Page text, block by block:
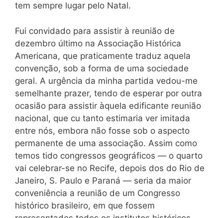
tem sempre lugar pelo Natal.
Fui convidado para assistir à reunião de
dezembro último na Associação Histórica
Americana, que praticamente traduz aquela
convenção, sob a forma de uma sociedade
geral. A urgência da minha partida vedou-me
semelhante prazer, tendo de esperar por outra
ocasião para assistir àquela edificante reunião
nacional, que cu tanto estimaria ver imitada
entre nós, embora não fosse sob o aspecto
permanente de uma associação. Assim como
temos tido congressos geográficos — o quarto
vai celebrar-se no Recife, depois dos do Rio de
Janeiro, S. Paulo e Paraná — seria da maior
conveniência a reunião de um Congresso
histórico brasileiro, em que fossem